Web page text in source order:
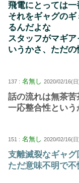
飛電にとっては
それをギャグの
るんだよな
スタッフがマギ
いうかさ、ただ
137 : 名無し 2020/02/16(
話の流れは無茶
一応整合性とい
151 : 名無し 2020/02/16(
支離滅裂なギャ
ただ意味不明で